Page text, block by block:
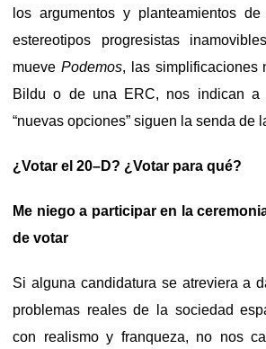
los argumentos y planteamientos de
estereotipos progresistas
mueve Podemos, las simplificaciones
Bildu o de una ERC, nos indican
“nuevas opciones” siguen la senda de
¿Votar el 20–D? ¿Votar para qué?
Me niego a participar en la
de votar
Si alguna candidatura se atreviera a
problemas reales de la sociedad
con realismo y franqueza, no nos